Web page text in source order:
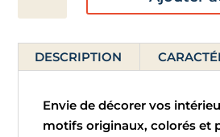
Papier
peint
ROULEAU
DESCRIPTION
Envie de décorer vos
motifs originaux, colorés et